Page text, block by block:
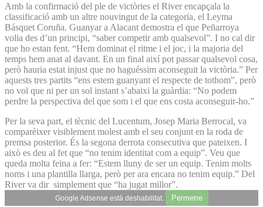
Amb la confirmació del ple de victòries el River encapçala la
classificació amb un altre nouvingut de la categoria, el Leyma
Básquet Coruña. Guanyar a Alacant demostra el que Peñarroya
volia des d’un principi, “saber competir amb qualsevol”. I no cal dir
que ho estan fent. “Hem dominat el ritme i el joc, i la majoria del
temps hem anat al davant. En un final així pot passar qualsevol cosa,
però hauria estat injust que no haguéssim aconseguit la victòria.” Per
aquests tres partits “ens estem guanyant el respecte de tothom”, però
no vol que ni per un sol instant s’abaixi la guàrdia: “No podem
perdre la perspectiva del que som i el que ens costa aconseguir-ho.”
Per la seva part, el tècnic del Lucentum, Josep Maria Berrocal, va
comparèixer visiblement molest amb el seu conjunt en la roda de
premsa posterior. És la segona derrota consecutiva que pateixen. I
això es deu al fet que “no tenim identitat com a equip”. Veu que
queda molta feina a fer: “Estem lluny de ser un equip. Tenim molts
noms i una plantilla llarga, però per ara encara no tenim equip.” Del
River va dir simplement que “ha jugat millor”.
Google Adsense està deshabilitat. Permetre